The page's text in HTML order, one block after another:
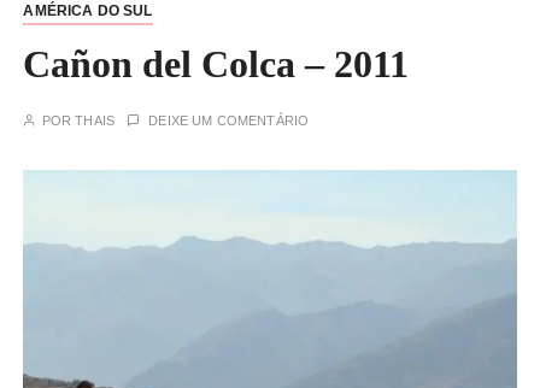
AMÉRICA DO SUL
Cañon del Colca – 2011
PORTHAIS DEIXE UM COMENTÁRIO